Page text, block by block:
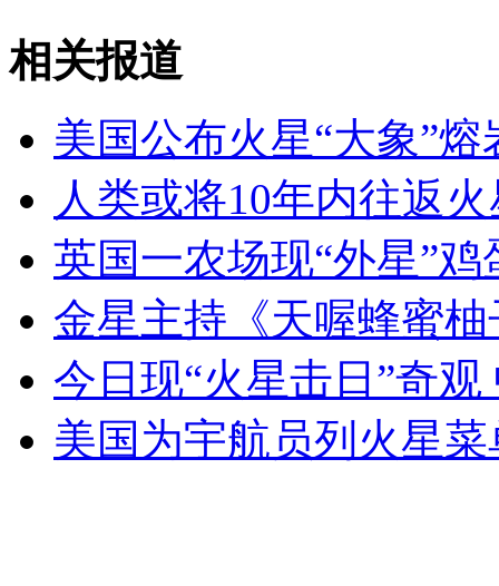
山西运城恶犬咬伤多人 警民合力深夜将其击毙
女孩北京地铁殴打老人 痛下狠手拳打脚踢
无痛分娩是否安全 医生回应
外交部：反对强权政治霸凌主义
外交部：有关国家言论片面不公正
相关报道
美国公布火星“大象”
人类或将10年内往返
英国一农场现“外星”
金星主持《天喔蜂蜜
今日现“火星击日”奇
美国为宇航员列火星